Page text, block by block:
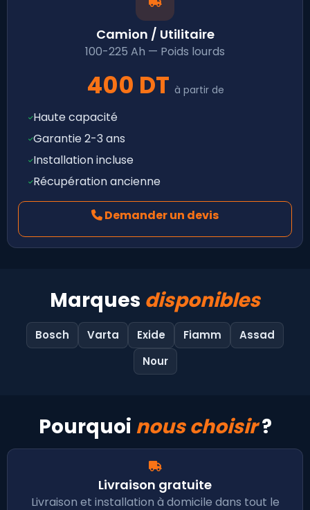
Camion / Utilitaire
100-225 Ah — Poids lourds
400 DT à partir de
Haute capacité
Garantie 2-3 ans
Installation incluse
Récupération ancienne
Demander un devis
Marques disponibles
Bosch Varta Exide Fiamm
Assad
Nour
Pourquoi nous choisir?
Livraison gratuite
Livraison et installation à domicile dans tout le